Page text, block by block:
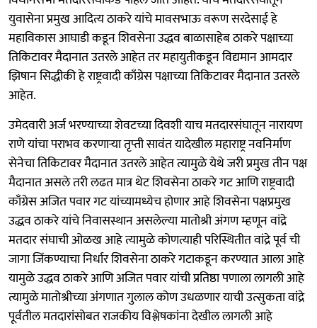
युवासेना प्रमुख आदित्य ठाकरे यांचे मावसभाऊ वरूण सरदेसाई हे
महाविकास आघाडी कडून शिवसेना उद्धव बाळासाहेब ठाकरे पक्षाच्या
तिकिटावर मैदानात उतरले आहेत तर महायुतीकडून विद्यमान आमदार
झिषान सिद्धीकी हे राष्ट्रवादी काँग्रेस पक्षाच्या तिकिटावर मैदानात उतरले
आहेत.
उमेदवारी अर्ज भरण्याच्या शेवटच्या दिवशी याच मतदारसंघातून नारायण
राणे यांचा पराभव करणाऱ्या तृप्ती सावंत यादेखील महाराष्ट्र नवनिर्माण
सेनेचा तिकिटावर मैदानात उतरले आहेत त्यामुळे येथे जरी प्रमुख तीन पक्ष
मैदानात असले तरी लढत मात्र थेट शिवसेना ठाकरे गट आणि राष्ट्रवादी
काँग्रेस अजित पवार गट यांच्यामध्येच होणार आहे शिवसेना पक्षप्रमुख
उद्धव ठाकरे यांचे निवासस्थान असलेल्या मातोश्री अंगण म्हणून वांद्रे
मतदार संघाची ओळख आहे त्यामुळे कोणत्याही परिस्थितीत वांद्रे पूर्व ची
जागा जिंकण्याचा निर्धार शिवसेना ठाकरे गटाकडून करण्यात आला आहे
यामुळे उद्धव ठाकरे आणि अजित पवार यांची प्रतिष्ठा पणाला लागली आहे
त्यामुळे मातोश्रीच्या अंगणात गुलाल कोण उधळणार याची उत्सुकता वांद्रे
पूर्वतील मतदारांसोबत राजकीय विश्लेषकांना देखील लागली आहे